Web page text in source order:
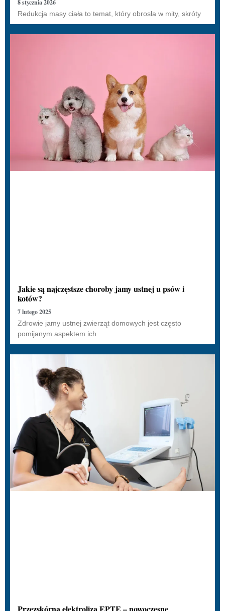
8 stycznia 2026
Redukcja masy ciała to temat, który obrosła w mity, skróty
Jakie są najczęstsze choroby jamy ustnej u psów i
kotów?
7 lutego 2025
Zdrowie jamy ustnej zwierząt domowych jest często
pomijanym aspektem ich